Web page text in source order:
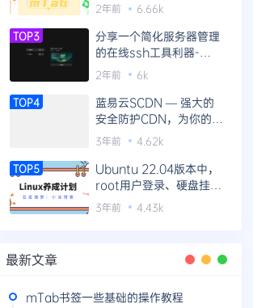
2年前 6.66k
TOP3
分享一个简化服务器管理
的在线ssh工具利器-
WebTerm
2年前 6k
TOP4
蓝易云SCDN — 强大的
安全防护CDN，为你的网
站提供全方位防护！
3年前 4.62k
TOP5
Ubuntu 22.04版本中，
root用户登录、硬盘挂载
等新机器操作指南
3年前 4.43k
最新文章
mTab书签一些基础的操作教程